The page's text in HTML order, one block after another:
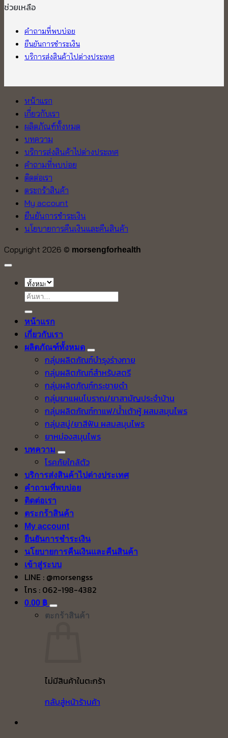
ช่วยเหลือ
คำถามที่พบบ่อย
ยืนยันการชำระเงิน
บริการส่งสินค้าไปต่างประเทศ
หน้าแรก
เกี่ยวกับเรา
ผลิตภัณฑ์ทั้งหมด
บทความ
บริการส่งสินค้าไปต่างประเทศ
คำถามที่พบบ่อย
ติดต่อเรา
ตระกร้าสินค้า
My account
ยืนยันการชำระเงิน
นโยบายการคืนเงินและคืนสินค้า
Copyright 2026 © morsengforhealth
ค้นหา:
หน้าแรก
เกี่ยวกับเรา
ผลิตภัณฑ์ทั้งหมด
กลุ่มผลิตภัณฑ์บำรุงร่างกาย
กลุ่มผลิตภัณฑ์สำหรับสตรี
กลุ่มผลิตภัณฑ์กระชายดำ
กลุ่มยาแผนโบราณ/ยาสามัญประจำบ้าน
กลุ่มผลิตภัณฑ์กาแฟ/น้ำเต้าหู้ ผสมสมุนไพร
กลุ่มสบู่/ยาสีฟัน ผสมสมุนไพร
ยาหม่องสมุนไพร
บทความ
โรคภัยใกล้ตัว
บริการส่งสินค้าไปต่างประเทศ
คำถามที่พบบ่อย
ติดต่อเรา
ตระกร้าสินค้า
My account
ยืนยันการชำระเงิน
นโยบายการคืนเงินและคืนสินค้า
เข้าสู่ระบบ
LINE : @morsengss
โทร : 062-198-4382
0.00 ฿
ตะกร้าสินค้า
ไม่มีสินค้าในตะกร้า
กลับสู่หน้าร้านค้า